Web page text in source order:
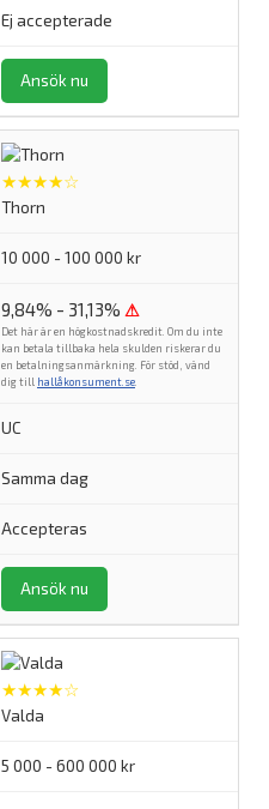
Ej accepterade
Ansök nu
★★★★☆
Thorn
10 000 - 100 000 kr
9,84% - 31,13% ⚠
Det här är en högkostnadskredit. Om du inte
kan betala tillbaka hela skulden riskerar du
en betalningsanmärkning. För stöd, vänd
dig till hallåkonsument.se
UC
Samma dag
Accepteras
Ansök nu
★★★★☆
Valda
5 000 - 600 000 kr